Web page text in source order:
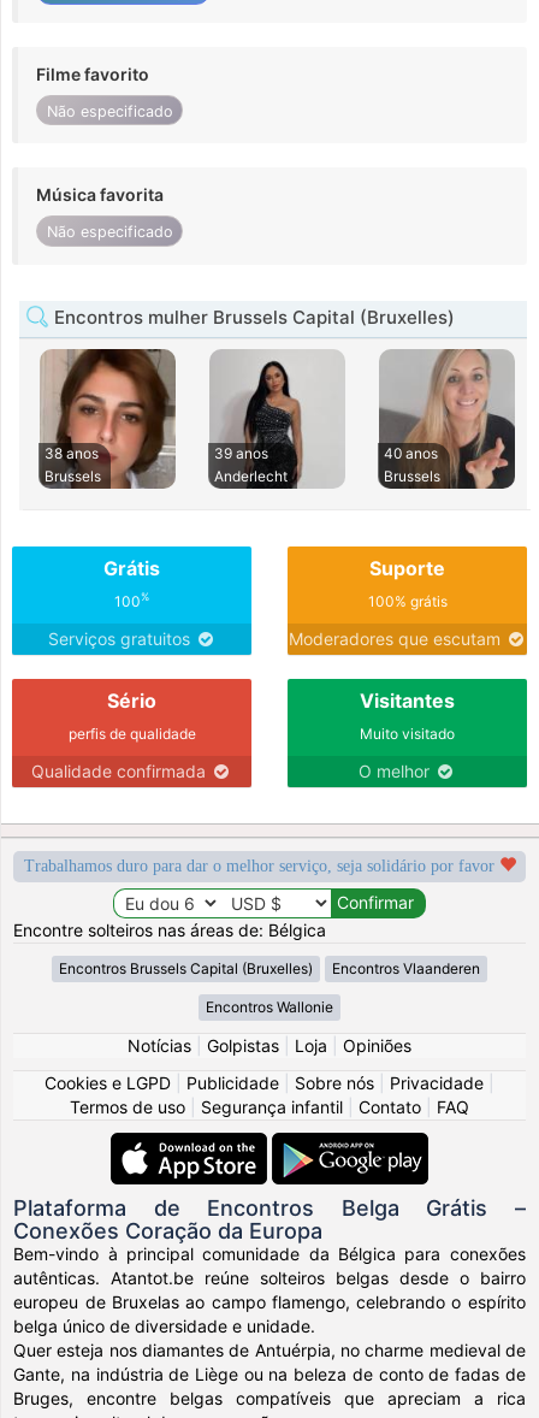
Filme favorito
Não especificado
Música favorita
Não especificado
Encontros mulher Brussels Capital (Bruxelles)
38 anos
Brussels
39 anos
Anderlecht
40 anos
Brussels
Grátis
100%
Serviços gratuitos
Suporte
100% grátis
Moderadores que escutam
Sério
perfis de qualidade
Qualidade confirmada
Visitantes
Muito visitado
O melhor
Trabalhamos duro para dar o melhor serviço, seja solidário por favor
Encontre solteiros nas áreas de: Bélgica
Encontros Brussels Capital (Bruxelles) Encontros Vlaanderen
Encontros Wallonie
Notícias Golpistas Loja
Opiniões
Cookies e LGPD
Publicidade Sobre nós Privacidade
Termos de uso
Segurança infantil Contato FAQ
Plataforma de Encontros Belga Grátis –
Conexões Coração da Europa
Bem-vindo à principal comunidade da Bélgica para conexões
autênticas. Atantot.be reúne solteiros belgas desde o bairro
europeu de Bruxelas ao campo flamengo, celebrando o espírito
belga único de diversidade e unidade.
Quer esteja nos diamantes de Antuérpia, no charme medieval de
Gante, na indústria de Liège ou na beleza de conto de fadas de
Bruges, encontre belgas compatíveis que apreciam a rica